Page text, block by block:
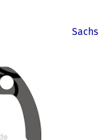
Sachs